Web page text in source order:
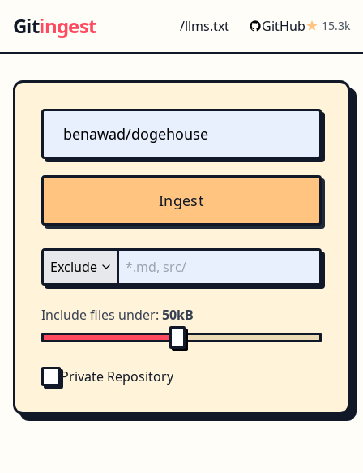
Gitingest /llms.txt GitHub 15.3k
Ingest
Include files under: 50kB
Private Repository